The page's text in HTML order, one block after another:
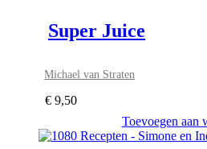
Super Juice
Michael van Straten
€ 9,50
Toevoegen aan